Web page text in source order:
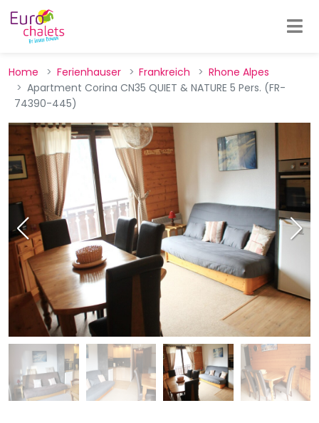
Home Ferienhauser Frankreich
Rhone Alpes
Apartment Corina CN35 QUIET & NATURE 5 Pers. (FR-
74390-445)